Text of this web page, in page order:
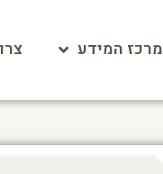
מרכז המידע